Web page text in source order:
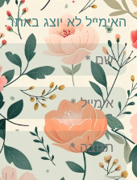
האימייל לא יוצג באתר.